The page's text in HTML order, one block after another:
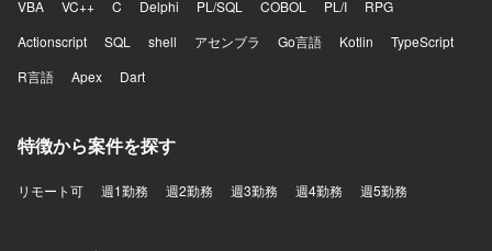
VBA
VC++ C Delphi PL/SQL COBOL PL/I
RPG
Actionscript
SQL shell アセンブラ Go言語 Kotlin
TypeScript
R言語
Apex Dart
特徴から案件を探す
リモート可 週1勤務 週2勤務 週3勤務 週4勤務 週5勤務